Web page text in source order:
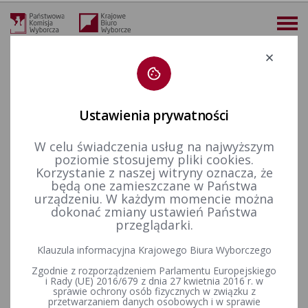
Deklaracja dostępności
więcej
Aktualności Konkurs „Wybieram Wybory” VI edycja Finał VI edycji Ogólnopolskiego Konkursu Wiedzy o Prawie Wyborczym „Wybieram Wybory”
Finał VI edycji
Ogólnopolskiego Konkursu
Wiedzy o Prawie Wyborczym
„Wybieram Wybory”
Ustawienia prywatności
W celu świadczenia usług na najwyższym
poziomie stosujemy pliki cookies.
Korzystanie z naszej witryny oznacza, że
będą one zamieszczane w Państwa
urządzeniu. W każdym momencie można
dokonać zmiany ustawień Państwa
przeglądarki.
Klauzula informacyjna Krajowego Biura Wyborczego
Zgodnie z rozporządzeniem Parlamentu Europejskiego
i Rady (UE) 2016/679 z dnia 27 kwietnia 2016 r. w
sprawie ochrony osób fizycznych w związku z
przetwarzaniem danych osobowych i w sprawie